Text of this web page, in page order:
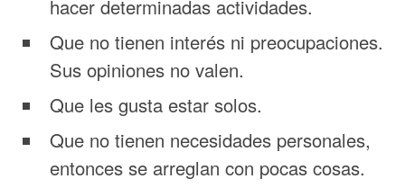
hacer determinadas actividades.
Que no tienen interés ni preocupaciones.
Sus opiniones no valen.
Que les gusta estar solos.
Que no tienen necesidades personales,
entonces se arreglan con pocas cosas.